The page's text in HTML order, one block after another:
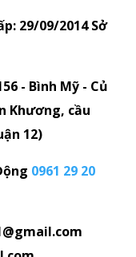
29/09/2014 Sở
- Bình Mỹ - Củ
Khương, cầu
12)
0961 29 20